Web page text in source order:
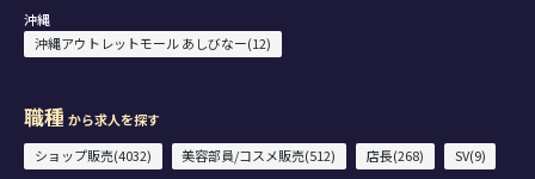
沖縄
沖縄アウトレットモール あしびなー(12)
職種 から求人を探す
ショップ販売(4032)
美容部員/コスメ販売(512) 店長(268)
SV(9)